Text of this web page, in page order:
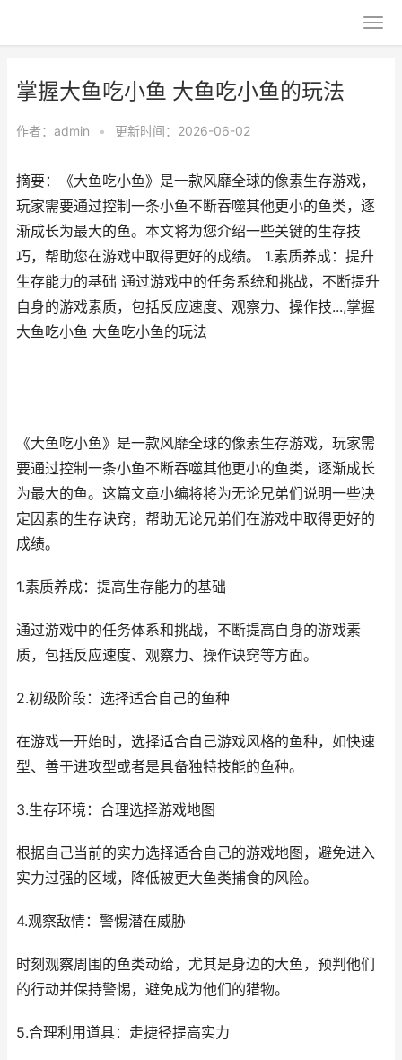
掌握大鱼吃小鱼 大鱼吃小鱼的玩法
作者： admin • 更新时间：2026-06-02
摘要：《大鱼吃小鱼》是一款风靡全球的像素生存游戏，
玩家需要通过控制一条小鱼不断吞噬其他更小的鱼类，逐
渐成长为最大的鱼。本文将为您介绍一些关键的生存技
巧，帮助您在游戏中取得更好的成绩。 1.素质养成：提升
生存能力的基础 通过游戏中的任务系统和挑战，不断提升
自身的游戏素质，包括反应速度、观察力、操作技...,掌握
大鱼吃小鱼 大鱼吃小鱼的玩法
《大鱼吃小鱼》是一款风靡全球的像素生存游戏，玩家需
要通过控制一条小鱼不断吞噬其他更小的鱼类，逐渐成长
为最大的鱼。这篇文章小编将将为无论兄弟们说明一些决
定因素的生存诀窍，帮助无论兄弟们在游戏中取得更好的
成绩。
1.素质养成：提高生存能力的基础
通过游戏中的任务体系和挑战，不断提高自身的游戏素
质，包括反应速度、观察力、操作诀窍等方面。
2.初级阶段：选择适合自己的鱼种
在游戏一开始时，选择适合自己游戏风格的鱼种，如快速
型、善于进攻型或者是具备独特技能的鱼种。
3.生存环境：合理选择游戏地图
根据自己当前的实力选择适合自己的游戏地图，避免进入
实力过强的区域，降低被更大鱼类捕食的风险。
4.观察敌情：警惕潜在威胁
时刻观察周围的鱼类动给，尤其是身边的大鱼，预判他们
的行动并保持警惕，避免成为他们的猎物。
5.合理利用道具：走捷径提高实力